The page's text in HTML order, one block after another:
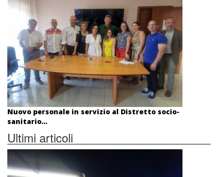
Nuovo personale in servizio al Distretto socio-
sanitario...
Ultimi articoli